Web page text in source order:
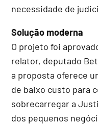
necessidade de
Solução moderna
O projeto foi
relator, deputado
a proposta oferece
de baixo custo para
sobrecarregar a
dos pequenos